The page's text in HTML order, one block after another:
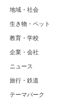
地域・社会
生き物・ペット
教育・学校
企業・会社
ニュース
旅行・鉄道
テーマパーク